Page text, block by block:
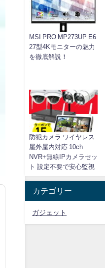
MSI PRO MP273UP E6
27型4Kモニターの魅力
を徹底解説！
防犯カメラ ワイヤレス
屋外屋内対応 10ch
NVR+無線IPカメラセッ
ト 設定不要で安心監視
カテゴリー
ガジェット